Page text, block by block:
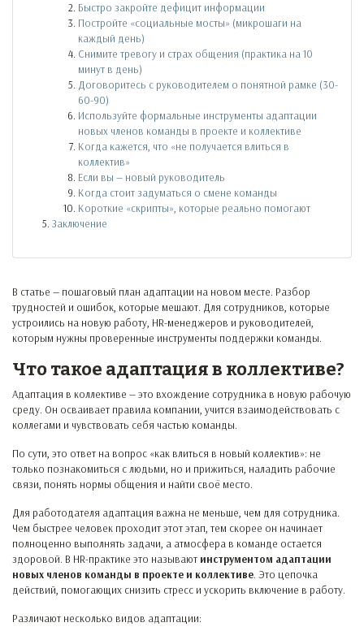
Быстро закройте дефицит информации
Постройте «социальные мосты» (микрошаги на
каждый день)
Снимите тревогу и страх общения (практика на 10
минут в день)
Договоритесь с руководителем о понятной рамке (30-
60-90)
Используйте формальные инструменты адаптации
новых членов команды в проекте и коллективе
Когда кажется, что «не получается влиться в
коллектив»
Если вы — новый руководитель
Когда стоит задуматься о смене команды
Короткие «скрипты», которые реально помогают
Заключение
В статье — пошаговый план адаптации на новом месте. Разбор
трудностей и ошибок, которые мешают. Для сотрудников, которые
устроились на новую работу, HR-менеджеров и руководителей,
которым нужны проверенные инструменты поддержки команды.
Что такое адаптация в коллективе?
Адаптация в коллективе — это вхождение сотрудника в новую рабочую
среду. Он осваивает правила компании, учится взаимодействовать с
коллегами и чувствовать себя частью команды.
По сути, это ответ на вопрос «как влиться в новый коллектив»: не
только познакомиться с людьми, но и прижиться, наладить рабочие
связи, понять нормы общения и найти своё место.
Для работодателя адаптация важна не меньше, чем для сотрудника.
Чем быстрее человек проходит этот этап, тем скорее он начинает
полноценно выполнять задачи, а атмосфера в команде остается
здоровой. В HR-практике это называют инструментом адаптации
новых членов команды в проекте и коллективе. Это цепочка
действий, помогающих снизить стресс и ускорить включение в работу.
Различают несколько видов адаптации: